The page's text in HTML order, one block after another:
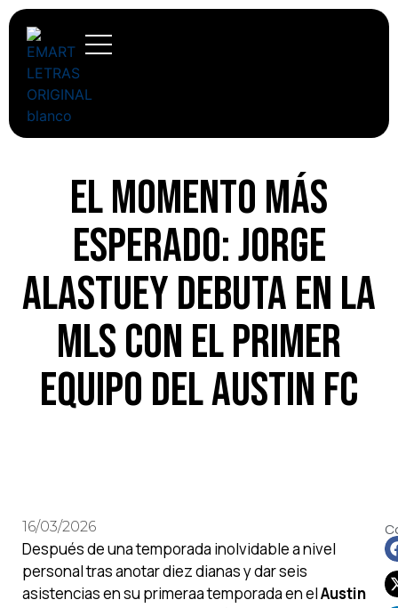
El momento más
esperado: Jorge
Alastuey debuta en la
MLS con el primer
equipo del Austin FC
16/03/2026
Después de una temporada inolvidable a nivel
personal tras anotar diez dianas y dar seis
asistencias en su primeraa temporada en elAustin